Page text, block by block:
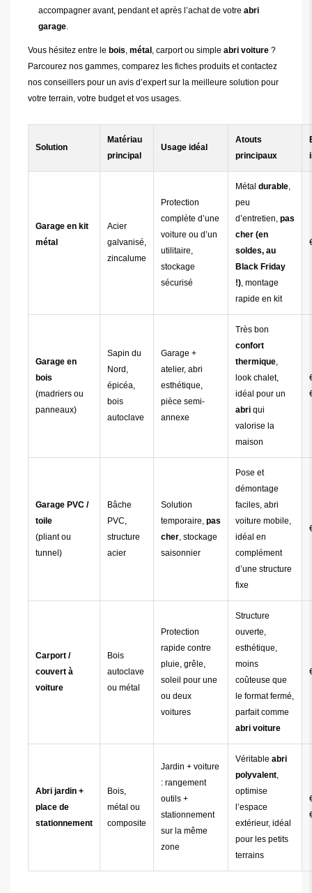
accompagner avant, pendant et après l’achat de votre abri
garage.
Vous hésitez entre le bois, métal , carport ou simple abri voiture ?
Parcourez nos gammes, comparez les fiches produits et contactez
nos conseillers pour un avis d’expert sur la meilleure solution pour
votre terrain, votre budget et vos usages.
Solution
Matériau
principal
Usage idéal
Atouts
principaux
Garage en kit
métal
Acier
galvanisé,
zincalume
Protection
complète d’une
voiture ou d’un
utilitaire,
stockage
sécurisé
Métal durable,
peu
d’entretien, pas
cher (en
soldes, au
Black Friday
!), montage
rapide en kit
Garage en
bois
(madriers ou
panneaux)
Sapin du
Nord,
épicéa,
bois
autoclave
Garage +
atelier, abri
esthétique,
pièce semi-
annexe
Très bon
confort
thermique,
look chalet,
idéal pour un
abri qui
valorise la
maison
Garage PVC /
toile
(pliant ou
tunnel)
Bâche
PVC,
structure
acier
Solution
temporaire, pas
cher, stockage
saisonnier
Pose et
démontage
faciles, abri
voiture mobile,
idéal en
complément
d’une structure
fixe
Carport /
couvert à
voiture
Bois
autoclave
ou métal
Protection
rapide contre
pluie, grêle,
soleil pour une
ou deux
voitures
Structure
ouverte,
esthétique,
moins
coûteuse que
le format fermé,
parfait comme
abri voiture
Abri jardin +
place de
stationnement
Bois,
métal ou
composite
Jardin + voiture
: rangement
outils +
stationnement
sur la même
zone
Véritable abri
polyvalent,
optimise
l’espace
extérieur, idéal
pour les petits
terrains